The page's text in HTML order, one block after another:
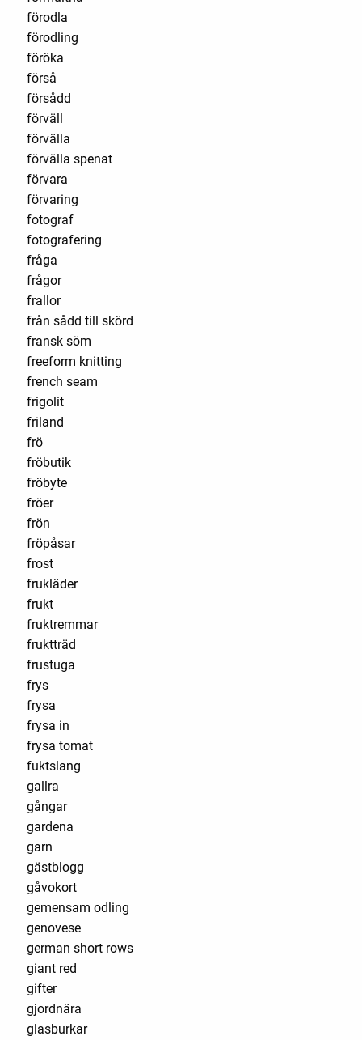
förodla
förodling
föröka
förså
försådd
förväll
förvälla
förvälla spenat
förvara
förvaring
fotograf
fotografering
fråga
frågor
frallor
från sådd till skörd
fransk söm
freeform knitting
french seam
frigolit
friland
frö
fröbutik
fröbyte
fröer
frön
fröpåsar
frost
frukläder
frukt
fruktremmar
fruktträd
frustuga
frys
frysa
frysa in
frysa tomat
fuktslang
gallra
gångar
gardena
garn
gästblogg
gåvokort
gemensam odling
genovese
german short rows
giant red
gifter
gjordnära
glasburkar